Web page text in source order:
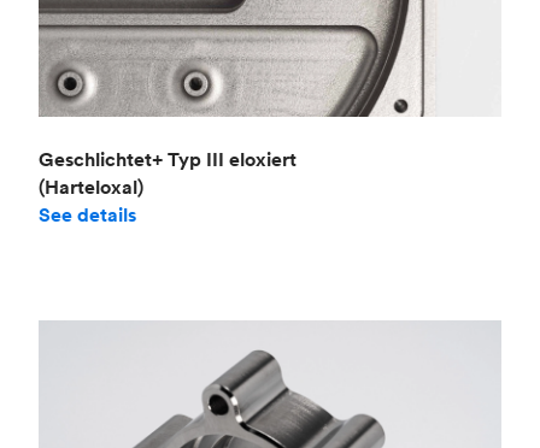
Geschlichtet+ Typ III eloxiert
(Harteloxal)
See details